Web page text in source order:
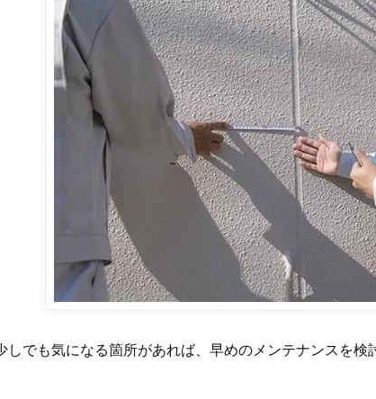
でも気になる箇所があれば、早めのメンテナンスを検